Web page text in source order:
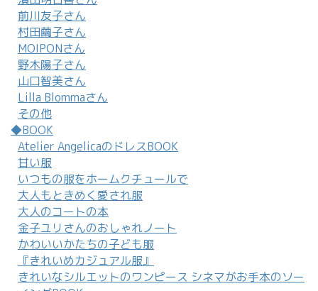
前川友子さん
村田繭子さん
MOIPONさん
野木陽子さん
山口智美さん
Lilla Blommaさん
その他
◆BOOK
Atelier AngelicaのドレスBOOK
甘い服
いつもの服をホームクチュールで
大人もときめく愛され服
大人のコートの本
金子ユリさんのおしゃれノート
かわいいかたちの子ども服
『きれいめカジュアル服』
きれいなシルエットのワンピース シネマがお手本のソー